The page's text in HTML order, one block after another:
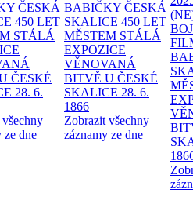
ČESKÁ
450 LET
STÁLÁ
ČESKÉ
28. 6.
ze dne
BABIČKY ČESKÁ
SKALICE 450 LET
MĚSTEM STÁLÁ
EXPOZICE
VĚNOVANÁ
BITVĚ U ČESKÉ
SKALICE 28. 6.
1866
Zobrazit všechny
záznamy ze dne